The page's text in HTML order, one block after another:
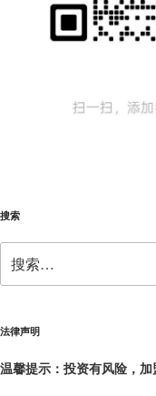
搜索
索：
法律声明
温馨提示：投资有风险，加